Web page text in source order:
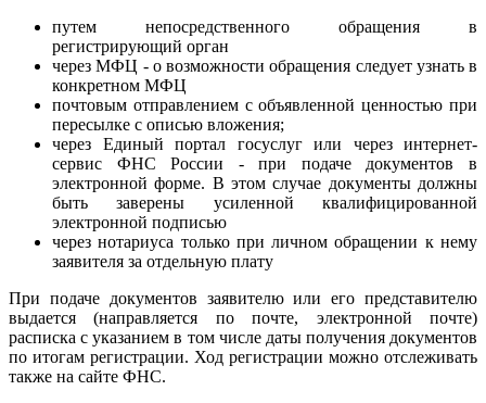
путем непосредственного обращения в
регистрирующий орган
через МФЦ - о возможности обращения следует узнать в
конкретном МФЦ
почтовым отправлением с объявленной ценностью при
пересылке с описью вложения;
через Единый портал госуслуг или через интернет-
сервис ФНС России - при подаче документов в
электронной форме. В этом случае документы должны
быть заверены усиленной квалифицированной
электронной подписью
через нотариуса только при личном обращении к нему
заявителя за отдельную плату
При подаче документов заявителю или его представителю
выдается (направляется по почте, электронной почте)
расписка с указанием в том числе даты получения документов
по итогам регистрации. Ход регистрации можно отслеживать
также на сайте ФНС.